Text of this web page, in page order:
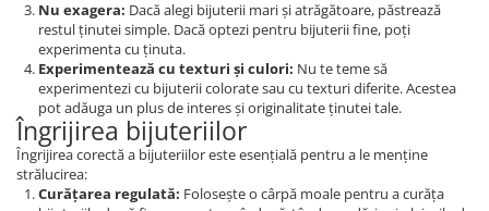
Nu exagera: Dacă alegi bijuterii mari și atrăgătoare, păstrează
restul ținutei simple. Dacă optezi pentru bijuterii fine, poți
experimenta cu ținuta.
Experimentează cu texturi și culori: Nu te teme să
experimentezi cu bijuterii colorate sau cu texturi diferite. Acestea
pot adăuga un plus de interes și originalitate ținutei tale.
Îngrijirea bijuteriilor
Îngrijirea corectă a bijuteriilor este esențială pentru a le menține
strălucirea:
Curățarea regulată: Folosește o cârpă moale pentru a curăța